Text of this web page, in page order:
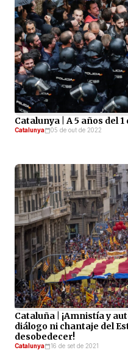
Catalunya | A 5 años del
Catalunya 05 de out de 2022
Cataluña | ¡Amnistía y
diálogo ni chantaje del
desobedecer!
Catalunya 16 de set de 2021